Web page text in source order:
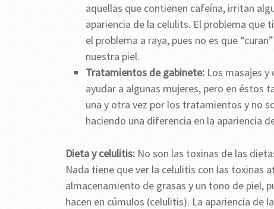
aquellas que contienen cafeína, irritan
apariencia de la celulits. El problema que
el problema a raya, pues no es que
nuestra piel.
Tratamientos de gabinete: Los masajes
ayudar a algunas mujeres, pero en éstos
una y otra vez por los tratamientos y no
haciendo una diferencia en la apariencia
Dieta y celulitis: No son las toxinas de las
Nada tiene que ver la celulitis con las toxinas
almacenamiento de grasas y un tono de piel,
hacen en cúmulos (celulitis). La apariencia de